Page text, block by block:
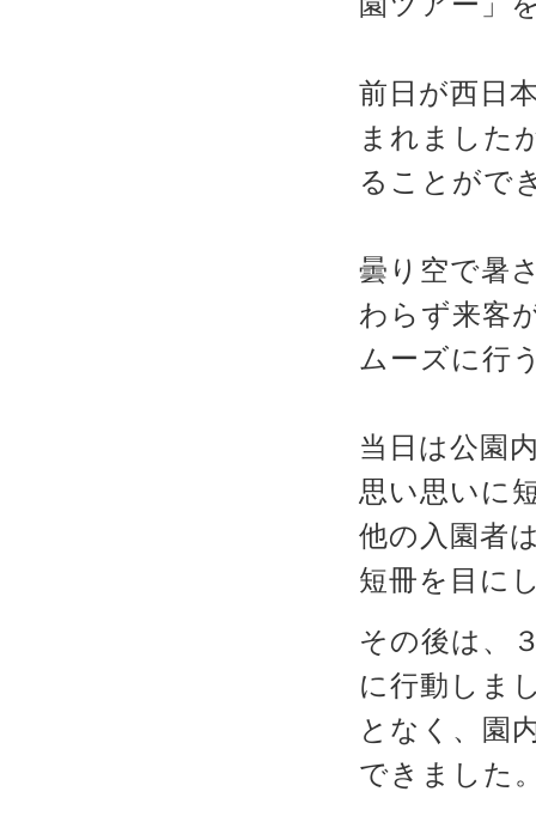
前日が西日
まれました
ることがで
曇り空で暑
わらず来客
ムーズに行
当日は公園
思い思いに
他の入園者
短冊を目に
その後は、
に行動しま
となく、園
できました